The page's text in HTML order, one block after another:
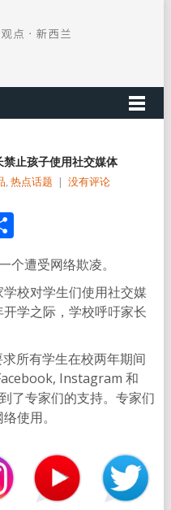
止孩子使用社交媒体
,热点话题 | 没有评论
分
享
个遭受网络欺凌。
校对学生们使用社交媒
学之际，学校呼吁家长
所有学生在校两年期间
Instagram 和
了专家们的支持。专家们
使用。